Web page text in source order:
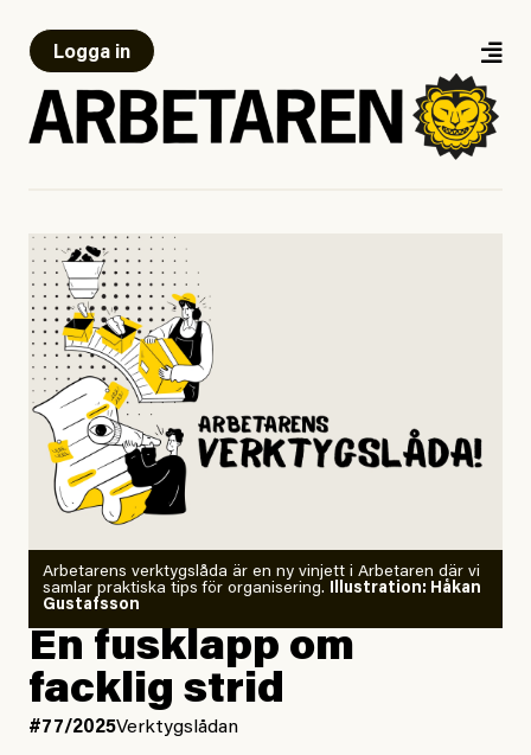
Logga in
Arbetarens verktygslåda är en ny vinjett i Arbetaren där vi
samlar praktiska tips för organisering. Illustration: Håkan
Gustafsson
En fusklapp om
facklig strid
#77/2025Verktygslådan